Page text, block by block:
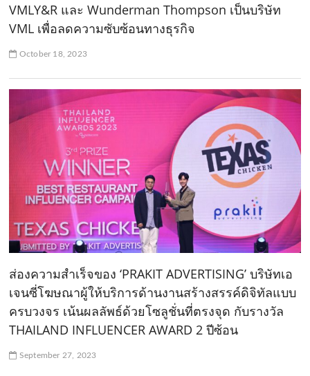
VMLY&R และ Wunderman Thompson เป็นบริษัท
VML เพื่อลดความซับซ้อนทางธุรกิจ
October 18, 2023
ส่องความสำเร็จของ ‘PRAKIT ADVERTISING’ บริษัทเอ
เจนซี่โฆษณาผู้ให้บริการด้านงานสร้างสรรค์ดิจิทัลแบบ
ครบวงจร เน้นผลลัพธ์ด้วยโซลูชั่นที่ตรงจุด กับรางวัล
THAILAND INFLUENCER AWARD 2 ปีซ้อน
September 27, 2023